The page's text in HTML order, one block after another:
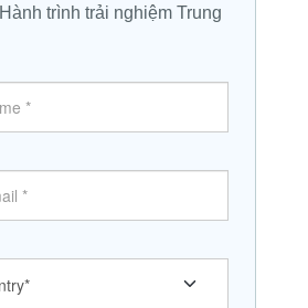
Hành trình trải nghiệm Trung